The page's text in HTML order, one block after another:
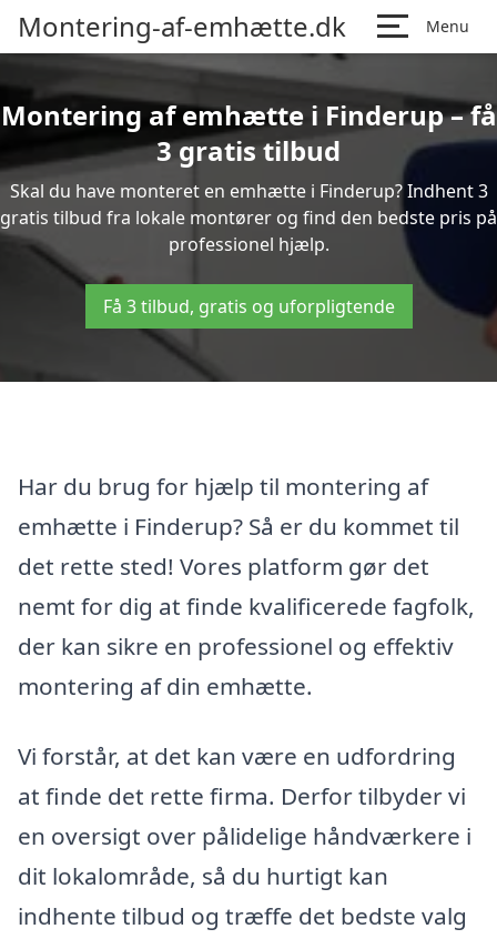
Montering-af-emhætte.dk Menu
Montering af emhætte i Finderup – få
3 gratis tilbud
Skal du have monteret en emhætte i Finderup? Indhent 3
gratis tilbud fra lokale montører og find den bedste pris på
professionel hjælp.
Få 3 tilbud, gratis og uforpligtende
Har du brug for hjælp til montering af
emhætte i Finderup? Så er du kommet til
det rette sted! Vores platform gør det
nemt for dig at finde kvalificerede fagfolk,
der kan sikre en professionel og effektiv
montering af din emhætte.
Vi forstår, at det kan være en udfordring
at finde det rette firma. Derfor tilbyder vi
en oversigt over pålidelige håndværkere i
dit lokalområde, så du hurtigt kan
indhente tilbud og træffe det bedste valg